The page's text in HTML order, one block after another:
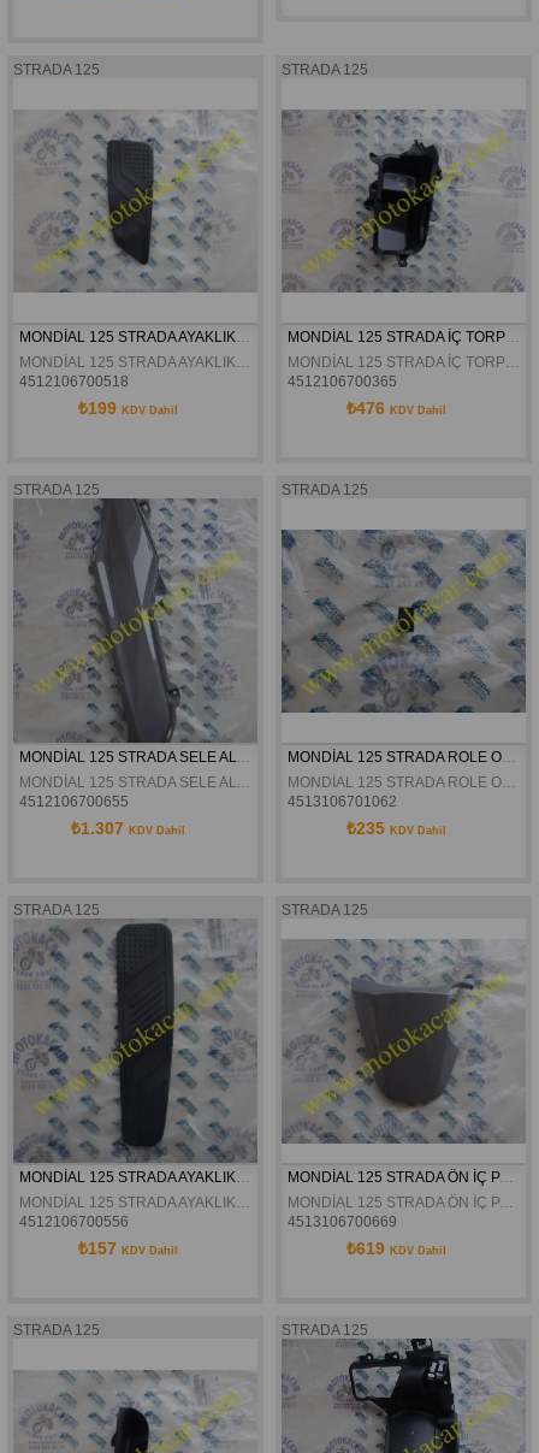
STRADA 125
MONDİAL 125 STRADA AYAKLIK LASTİĞİ SOL ÖN ORJİNAL
MONDİAL 125 STRADA AYAKLIK LASTİĞİ SOL ÖN ORJİNAL
4512106700518
₺199 KDV Dahil
STRADA 125
MONDİAL 125 STRADA İÇ TORPİDO ORJİNAL
MONDİAL 125 STRADA İÇ TORPİDO ORJİNAL
4512106700365
₺476 KDV Dahil
STRADA 125
MONDİAL 125 STRADA SELE ALTI SOL GRANAJ ÖN GRİ ORJİNAL
MONDİAL 125 STRADA SELE ALTI SOL GRANAJ ÖN GRİ ORJİNAL
4512106700655
₺1.307 KDV Dahil
STRADA 125
MONDİAL 125 STRADA ROLE ORJİNAL
MONDİAL 125 STRADA ROLE ORJİNAL
4513106701062
₺235 KDV Dahil
STRADA 125
MONDİAL 125 STRADA AYAKLIK LASTİĞİ SAĞ ORJİNAL
MONDİAL 125 STRADA AYAKLIK LASTİĞİ SAĞ ORJİNAL
4512106700556
₺157 KDV Dahil
STRADA 125
MONDİAL 125 STRADA ÖN İÇ PANEL ÜST KAPAK GRİ ORJİNAL
MONDİAL 125 STRADA ÖN İÇ PANEL ÜST KAPAK GRİ ORJİNAL
4513106700669
₺619 KDV Dahil
STRADA 125 STRADA 125